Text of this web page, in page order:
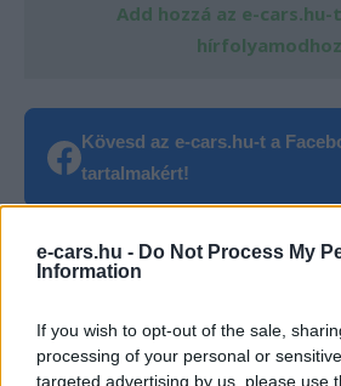
e-cars.hu - Do Not Process My
Information
If you wish to opt-out of the sale,
processing of your personal or
targeted advertising by us, please use
Add hozzá az e-cars.hu-
Kövesd az e-cars.hu-t a
tartalmakért!
CÍMKÉK Árháború e-mobilitás